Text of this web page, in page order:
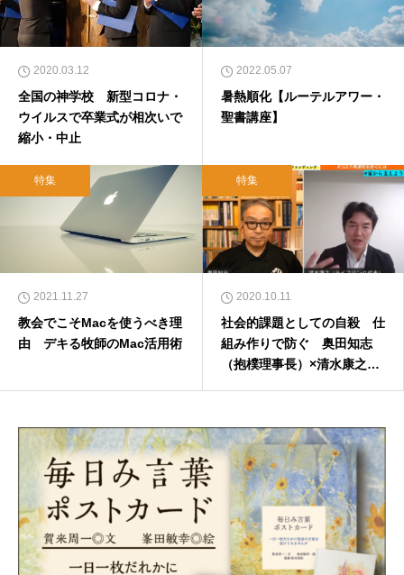
2020.03.12
全国の神学校 新型コロナ・
ウイルスで卒業式が相次いで
縮小・中止
2022.05.07
暑熱順化【ルーテルアワー・
聖書講座】
特集
2021.11.27
教会でこそMacを使うべき理
由 デキる牧師のMac活用術
特集
2020.10.11
社会的課題としての自殺 仕
組み作りで防ぐ 奥田知志
（抱樸理事長）×清水康之